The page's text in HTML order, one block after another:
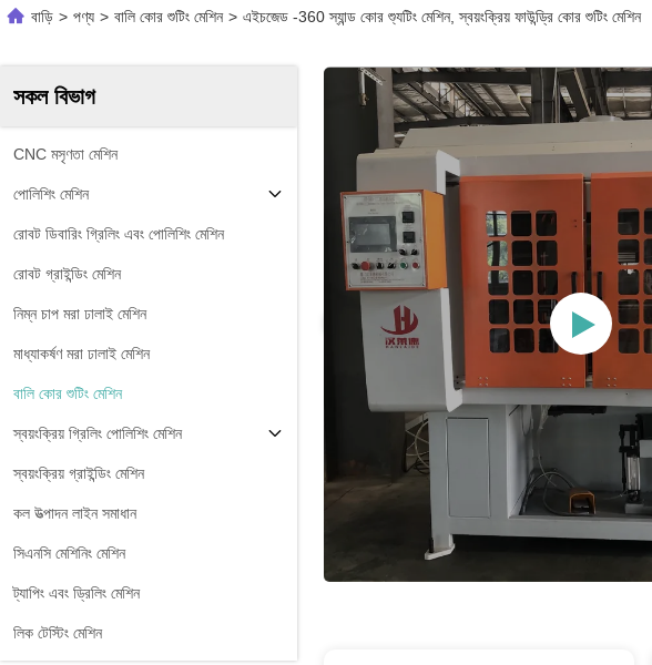
বাড়ি > পণ্য > বালি কোর শুটিং মেশিন > এইচজেড -360 স্যান্ড কোর শ্যুটিং মেশিন, স্বয়ংক্রিয় ফাউন্ড্রি কোর শুটিং মেশিন
সকল বিভাগ
CNC মসৃণতা মেশিন
পোলিশিং মেশিন
রোবট ডিবারিং গ্রিলিং এবং পোলিশিং মেশিন
রোবট গ্রাইন্ডিং মেশিন
নিম্ন চাপ মরা ঢালাই মেশিন
মাধ্যাকর্ষণ মরা ঢালাই মেশিন
বালি কোর শুটিং মেশিন
স্বয়ংক্রিয় গ্রিলিং পোলিশিং মেশিন
স্বয়ংক্রিয় গ্রাইন্ডিং মেশিন
কল উত্পাদন লাইন সমাধান
সিএনসি মেশিনিং মেশিন
ট্যাপিং এবং ড্রিলিং মেশিন
লিক টেস্টিং মেশিন